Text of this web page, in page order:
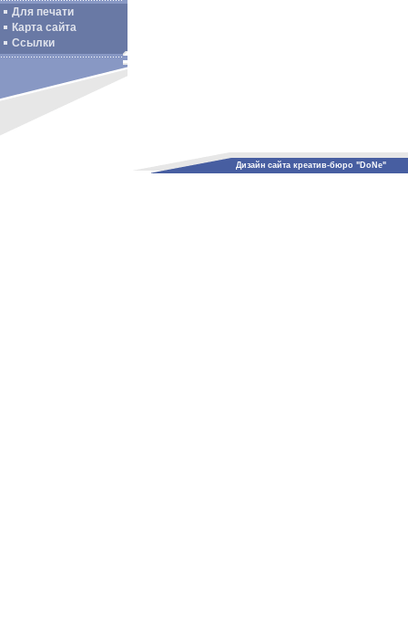
Для печати
Карта сайта
Ссылки
Дизайн сайта креатив-бюро "DoNe"